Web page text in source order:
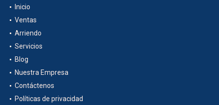
Inicio
Ventas
Arriendo
Servicios
Blog
Nuestra Empresa
Contáctenos
Políticas de privacidad